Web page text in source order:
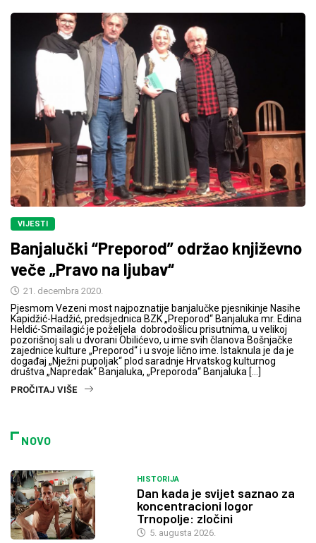
VIJESTI
Banjalučki “Preporod” održao književno
veče „Pravo na ljubav“
21. decembra 2020.
Pjesmom Vezeni most najpoznatije banjalučke pjesnikinje Nasihe
Kapidžić-Hadžić, predsjednica BZK „Preporod“ Banjaluka mr. Edina
Heldić-Smailagić je poželjela dobrodošlicu prisutnima, u velikoj
pozorišnoj sali u dvorani Obilićevo, u ime svih članova Bošnjačke
zajednice kulture „Preporod“ i u svoje lično ime. Istaknula je da je
događaj „Nježni pupoljak“ plod saradnje Hrvatskog kulturnog
društva „Napredak“ Banjaluka, „Preporoda“ Banjaluka […]
PROČITAJ VIŠE
NOVO
HISTORIJA
Dan kada je svijet saznao za
koncentracioni logor
Trnopolje: zločini
5. augusta 2026.